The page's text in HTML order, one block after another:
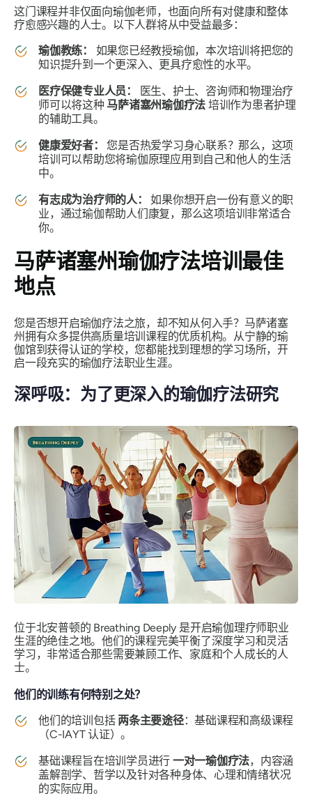
这门课程并非仅面向瑜伽老师，也面向所有对健康和整体
疗愈感兴趣的人士。以下人群将从中受益最多：
瑜伽教练：
如果您已经教授瑜伽，本次培训将把您的
知识提升到一个更深入、更具疗愈性的水平。
医疗保健专业人员：
医生、护士、咨询师和物理治疗
师可以将这种 马萨诸塞州瑜伽疗法 培训作为患者护理
的辅助工具。
健康爱好者：
您是否热爱学习身心联系？那么，这项
培训可以帮助您将瑜伽原理应用到自己和他人的生活
中。
有志成为治疗师的人：
如果你想开启一份有意义的职
业，通过瑜伽帮助人们康复，那么这项培训非常适合
你。
马萨诸塞州瑜伽疗法培训最佳
地点
您是否想开启瑜伽疗法之旅，却不知从何入手？马萨诸塞
州拥有众多提供高质量培训课程的优质机构。从宁静的瑜
伽馆到获得认证的学校，您都能找到理想的学习场所，开
启一段充实的瑜伽疗法职业生涯。
深呼吸：为了更深入的瑜伽疗法研究
位于北安普顿的 Breathing Deeply 是开启瑜伽理疗师职业
生涯的绝佳之地。他们的课程完美平衡了深度学习和灵活
学习，非常适合那些需要兼顾工作、家庭和个人成长的人
士。
他们的训练有何特别之处？
他们的培训包括两条主要途径：基础课程和高级课程
（C-IAYT 认证）。
基础课程旨在培训学员进行 一对一瑜伽疗法，内容涵
盖解剖学、哲学以及针对各种身体、心理和情绪状况
的实际应用。